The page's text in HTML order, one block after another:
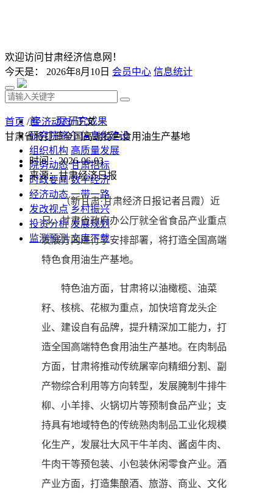
欢迎访问甘肃经济信息网！
今天是： 2026年8月10日 会员中心 信息统计
首 页 研究成果
研究院简介 信息化建设
组织机构 高质量发展
院务动态 甘肃招标
时政要闻 数字经济
经济动态 一带一路
发改视点 乡村振兴
投资分析 发展规划
监测预测 文库下载
首页 /经济动态/ 正文
甘肃省将打造全国高端特色食用油生产基地
时间：2026-06-03
来源：甘肃经济日报
（新甘肃·甘肃经济日报记者吕霞）近
日，甘肃省政府办公厅就全省食品产业重点
发展方向进行了安排部署，将打造全国高端
特色食用油生产基地。
特色油方面，甘肃将以油橄榄、油菜
籽、核桃、花椒为重点，加快培育龙头企
业、建设自有品牌，提升精深加工能力，打
造全国高端特色食用油生产基地。在肉制品
方面，甘肃将推动传统屠宰向精细分割、副
产物综合利用等方向转型，发展腌制牛排牛
柳、小羊排、火锅切片等预制食品产业；支
持具有地域特色的传统熟肉制品工业化规模
化生产，发展壮大风干牛羊肉、酱卤牛肉、
牛肉干等预包装、小包装休闲零食产业。酒
产业方面，打造集酿酒、旅游、商业、文化